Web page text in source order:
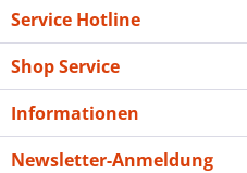
Service Hotline
Shop Service
Informationen
Newsletter-Anmeldung